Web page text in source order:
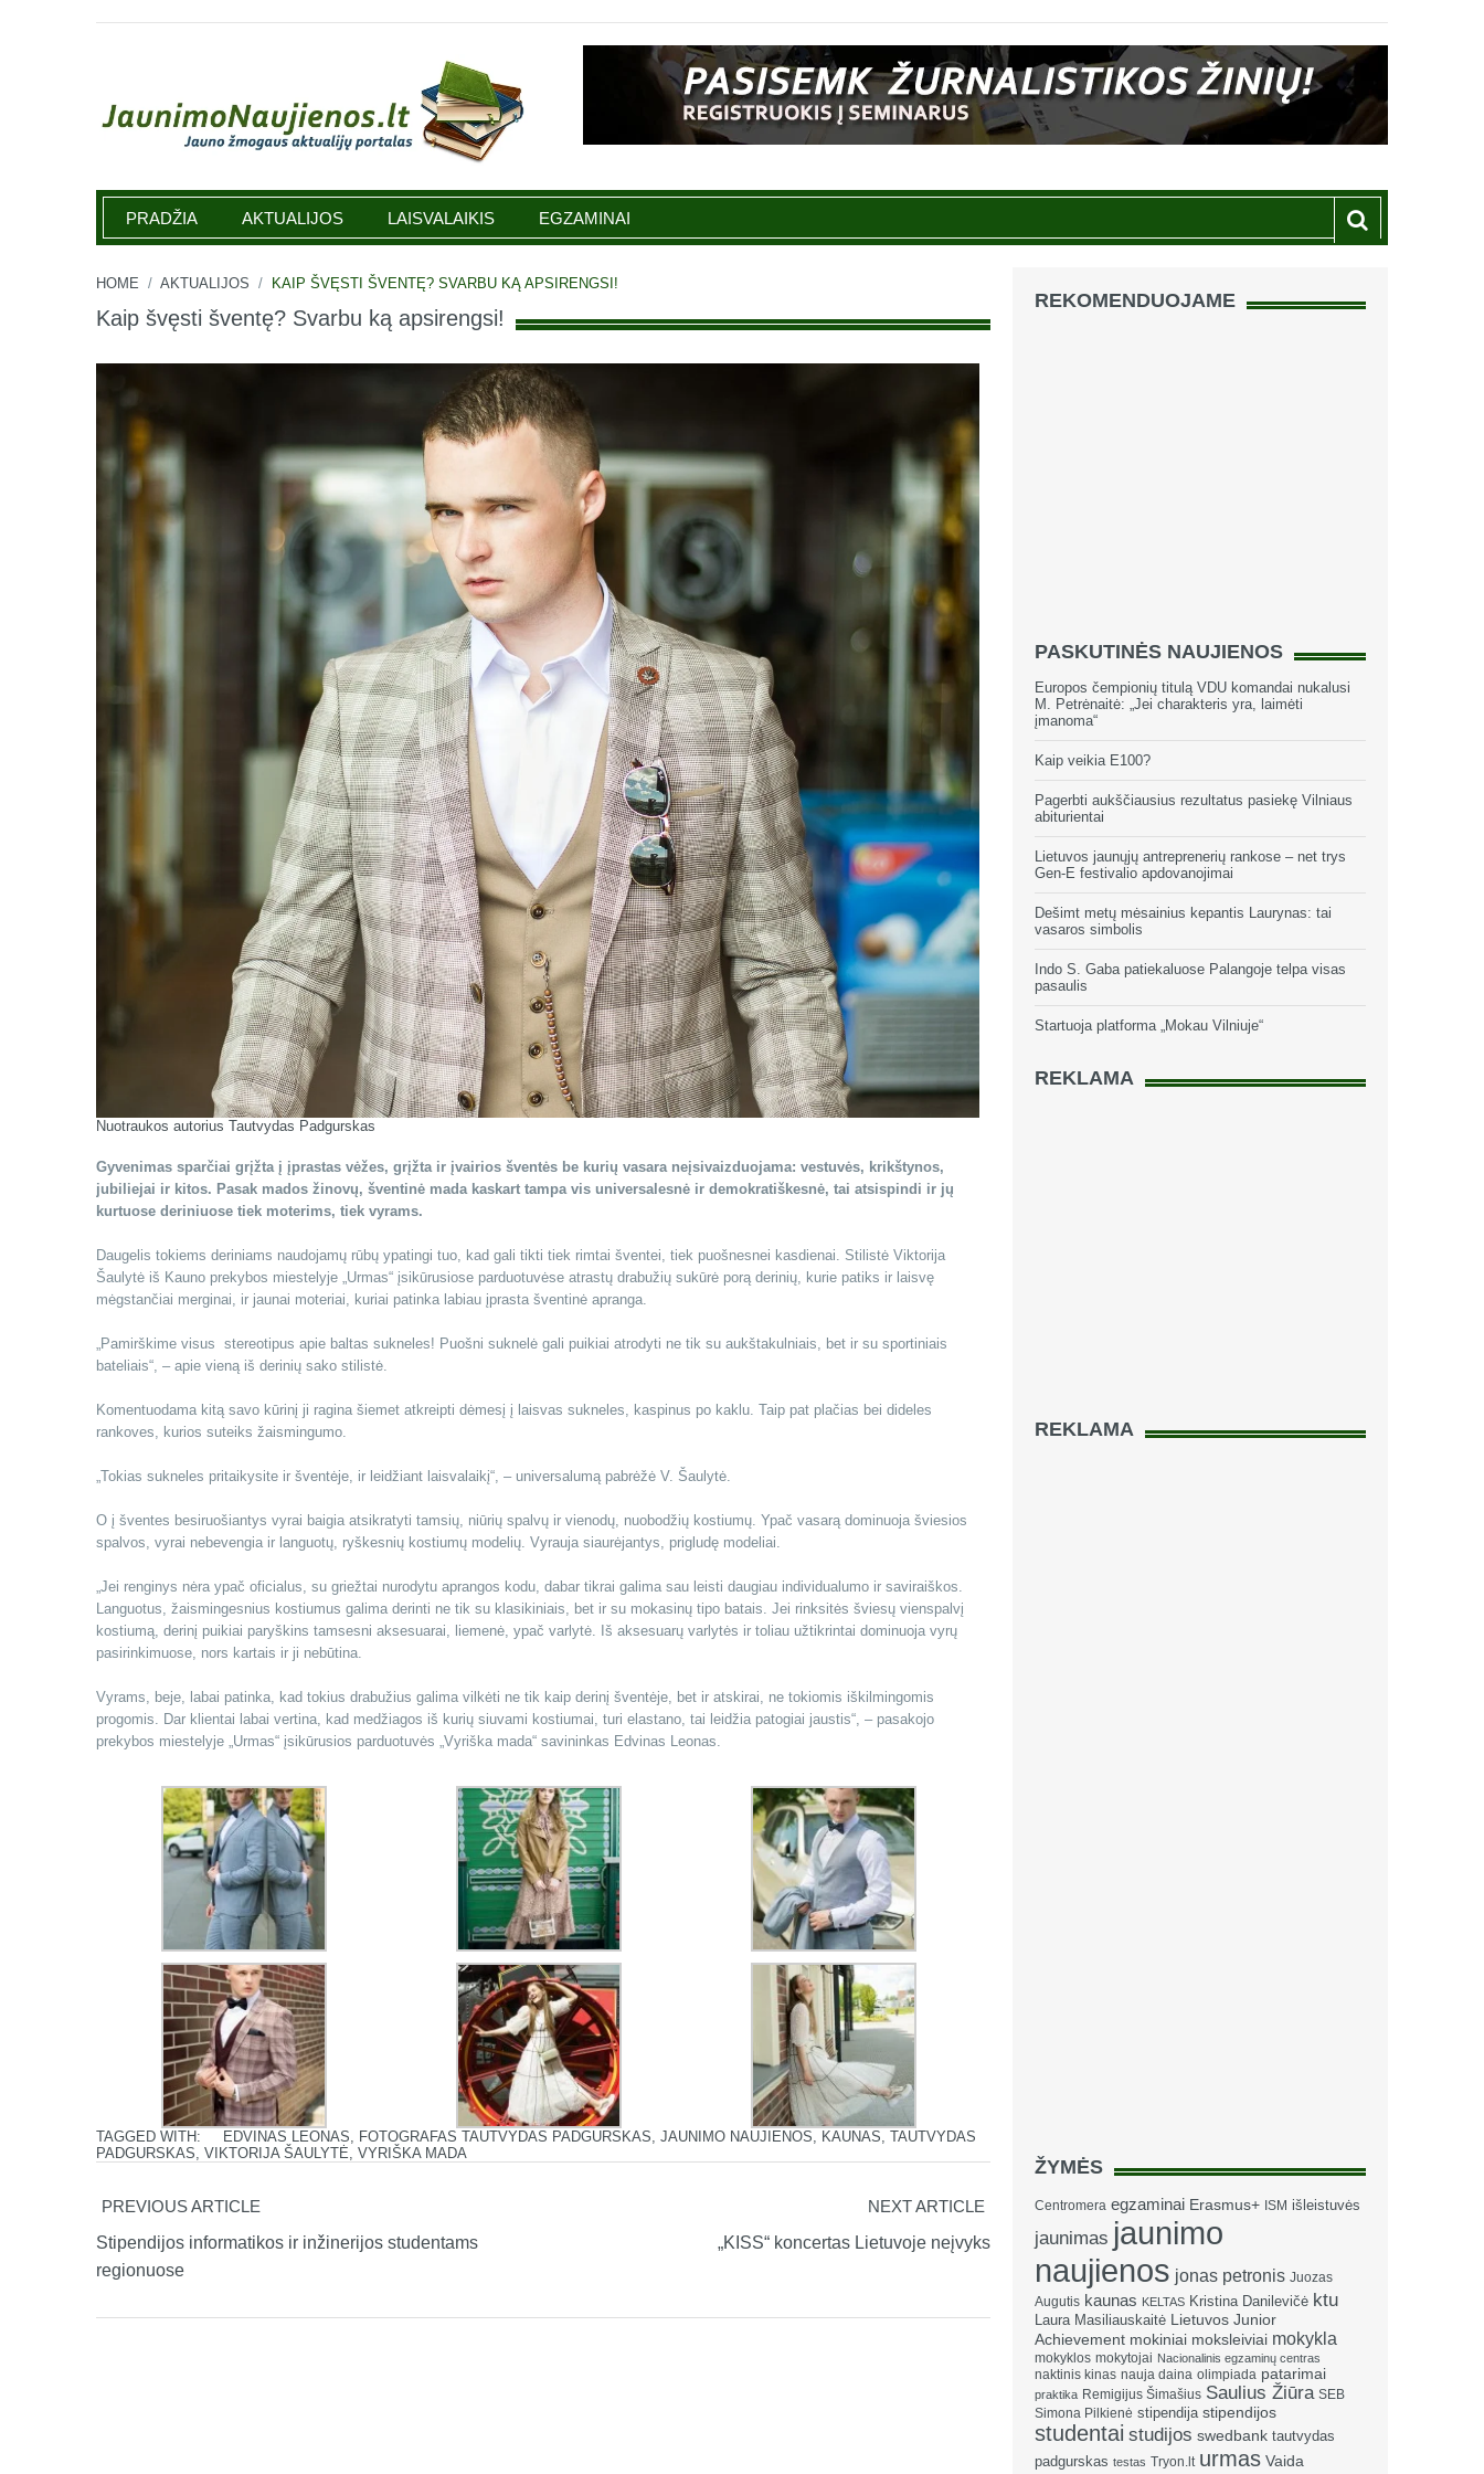
Jaunimonaujienos.lt
PRADŽIA AKTUALIJOS LAISVALAIKIS EGZAMINAI
HOME / AKTUALIJOS / KAIP ŠVĘSTI ŠVENTĘ? SVARBU KĄ APSIRENGSI!
Kaip švęsti šventę? Svarbu ką apsirengsi!
Nuotraukos autorius Tautvydas Padgurskas
Gyvenimas sparčiai grįžta į įprastas vėžes, grįžta ir įvairios šventės be kurių vasara neįsivaizduojama: vestuvės, krikštynos,
jubiliejai ir kitos. Pasak mados žinovų, šventinė mada kaskart tampa vis universalesnė ir demokratiškesnė, tai atsispindi ir jų
kurtuose deriniuose tiek moterims, tiek vyrams.
Daugelis tokiems deriniams naudojamų rūbų ypatingi tuo, kad gali tikti tiek rimtai šventei, tiek puošnesnei kasdienai. Stilistė Viktorija
Šaulytė iš Kauno prekybos miestelyje „Urmas“ įsikūrusiose parduotuvėse atrastų drabužių sukūrė porą derinių, kurie patiks ir laisvę
mėgstančiai merginai, ir jaunai moteriai, kuriai patinka labiau įprasta šventinė apranga.
„Pamirškime visus stereotipus apie baltas sukneles! Puošni suknelė gali puikiai atrodyti ne tik su aukštakulniais, bet ir su sportiniais
bateliais“, – apie vieną iš derinių sako stilistė.
Komentuodama kitą savo kūrinį ji ragina šiemet atkreipti dėmesį į laisvas sukneles, kaspinus po kaklu. Taip pat plačias bei dideles
rankoves, kurios suteiks žaismingumo.
„Tokias sukneles pritaikysite ir šventėje, ir leidžiant laisvalaikį“, – universalumą pabrėžė V. Šaulytė.
O į šventes besiruošiantys vyrai baigia atsikratyti tamsių, niūrių spalvų ir vienodų, nuobodžių kostiumų. Ypač vasarą dominuoja šviesios
spalvos, vyrai nebevengia ir languotų, ryškesnių kostiumų modelių. Vyrauja siaurėjantys, prigludę modeliai.
„Jei renginys nėra ypač oficialus, su griežtai nurodytu aprangos kodu, dabar tikrai galima sau leisti daugiau individualumo ir saviraiškos.
Languotus, žaismingesnius kostiumus galima derinti ne tik su klasikiniais, bet ir su mokasinų tipo batais. Jei rinksitės šviesų vienspalvį
kostiumą, derinį puikiai paryškins tamsesni aksesuarai, liemenė, ypač varlytė. Iš aksesuarų varlytės ir toliau užtikrintai dominuoja vyrų
pasirinkimuose, nors kartais ir ji nebūtina.
Vyrams, beje, labai patinka, kad tokius drabužius galima vilkėti ne tik kaip derinį šventėje, bet ir atskirai, ne tokiomis iškilmingomis
progomis. Dar klientai labai vertina, kad medžiagos iš kurių siuvami kostiumai, turi elastano, tai leidžia patogiai jaustis“, – pasakojo
prekybos miestelyje „Urmas“ įsikūrusios parduotuvės „Vyriška mada“ savininkas Edvinas Leonas.
TAGGED WITH: EDVINAS LEONAS FOTOGRAFAS TAUTVYDAS PADGURSKAS JAUNIMO NAUJIENOS KAUNAS TAUTVYDAS
PADGURSKAS VIKTORIJA ŠAULYTĖ VYRIŠKA MADA
PREVIOUS ARTICLE
Stipendijos informatikos ir inžinerijos studentams
regionuose
NEXT ARTICLE
„KISS“ koncertas Lietuvoje neįvyks
REKOMENDUOJAME
PASKUTINĖS NAUJIENOS
Europos čempionių titulą VDU komandai nukalusi
M. Petrėnaitė: „Jei charakteris yra, laimėti
įmanoma“
Kaip veikia E100?
Pagerbti aukščiausius rezultatus pasiekę Vilniaus
abiturientai
Lietuvos jaunųjų antreprenerių rankose – net trys
Gen-E festivalio apdovanojimai
Dešimt metų mėsainius kepantis Laurynas: tai
vasaros simbolis
Indo S. Gaba patiekaluose Palangoje telpa visas
pasaulis
Startuoja platforma „Mokau Vilniuje“
REKLAMA
REKLAMA
ŽYMĖS
Centromera egzaminai Erasmus+ ISM išleistuvės
jaunimas jaunimo
naujienos jonas petronis Juozas
Augutis kaunas KELTAS Kristina Danilevičė ktu
Laura Masiliauskaitė Lietuvos Junior
Achievement mokiniai moksleiviai mokykla
mokyklos mokytojai Nacionalinis egzaminų centras
naktinis kinas nauja daina olimpiada patarimai
praktika Remigijus Šimašius Saulius Žiūra SEB
Simona Pilkienė stipendija stipendijos
studentai studijos swedbank tautvydas
padgurskas testas Tryon.lt urmas Vaida